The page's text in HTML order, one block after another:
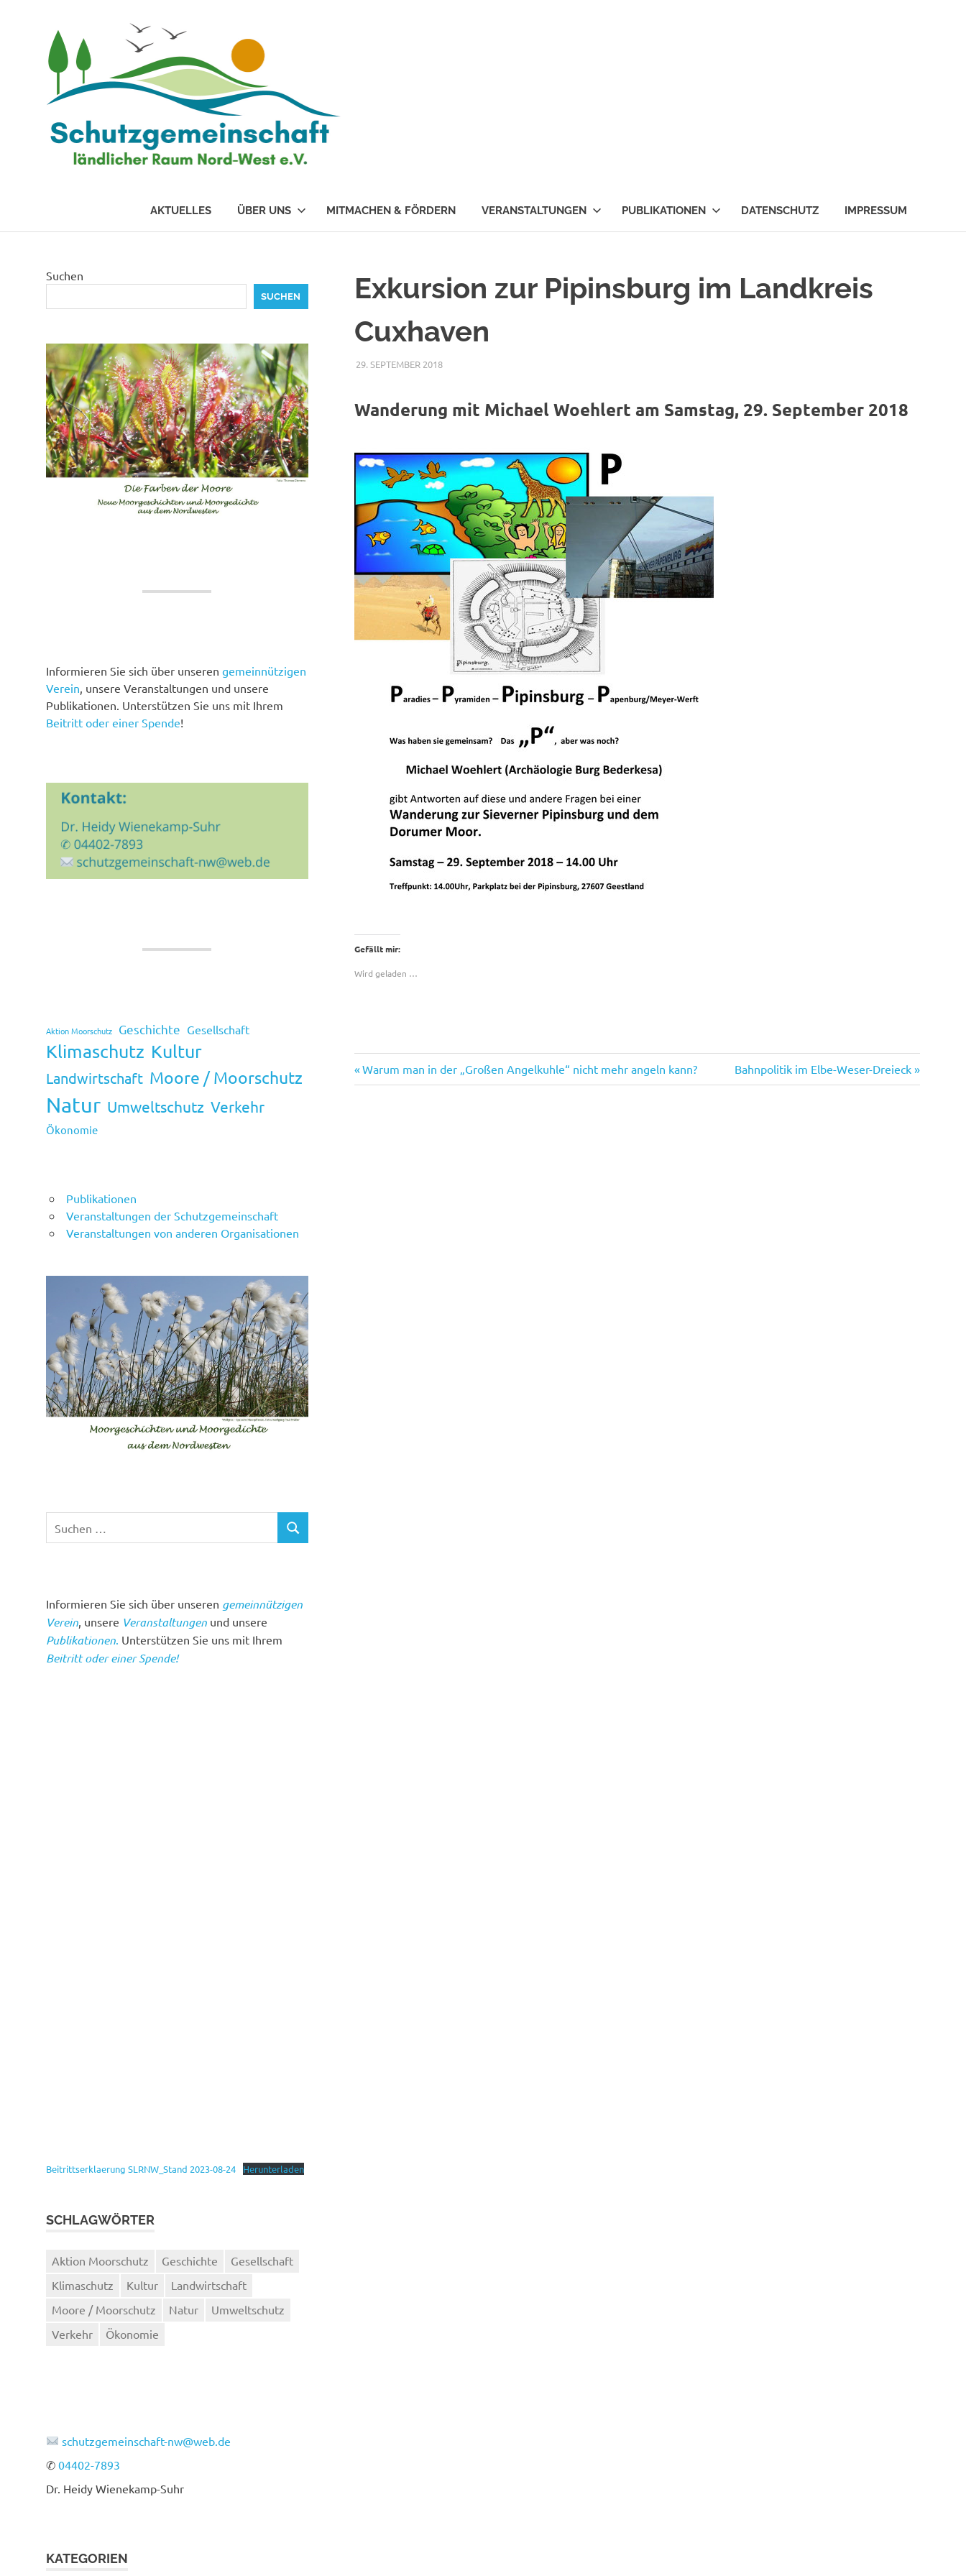
West
e.
V.
AKTUELLES ÜBER UNS MITMACHEN & FÖRDERN VERANSTALTUNGEN PUBLIKATIONEN DATENSCHUTZ IMPRESSUM
Exkursion zur Pipinsburg im Landkreis
Cuxhaven
29. SEPTEMBER 2018
Wanderung mit Michael Woehlert am Samstag, 29. September 2018
Gefällt mir:
Wird geladen …
Kultur
Beitragsnavigation
Vorheriger
Beitrag:
Warum man in der „Großen Angelkuhle“ nicht mehr angeln kann?
Nächster
Beitrag:
Bahnpolitik im Elbe-Weser-Dreieck
Suchen
SUCHEN
Informieren Sie sich über unseren gemeinnützigen
Verein , unsere Veranstaltungen und unsere
Publikationen. Unterstützen Sie uns mit Ihrem
Beitritt oder einer Spende!
Aktion Moorschutz Geschichte Gesellschaft
Klimaschutz Kultur
Landwirtschaft Moore / Moorschutz
Natur Umweltschutz Verkehr
Ökonomie
Publikationen
Veranstaltungen der Schutzgemeinschaft
Veranstaltungen von anderen Organisationen
nach:
SUCHEN
Informieren Sie sich über unseren gemeinnützigen
Verein , unsere Veranstaltungen und unsere
Publikationen Unterstützen Sie uns mit Ihrem
Beitritt oder einer Spende!
Beitrittserklaerung SLRNW_Stand 2023-08-24 Herunterladen
SCHLAGWÖRTER
Aktion Moorschutz Geschichte
Gesellschaft
Klimaschutz
Kultur
Landwirtschaft
Moore / Moorschutz
Natur
Umweltschutz
Verkehr
Ökonomie
schutzgemeinschaft-nw@web.de
✆ 04402-7893
Dr. Heidy Wienekamp-Suhr
KATEGORIEN